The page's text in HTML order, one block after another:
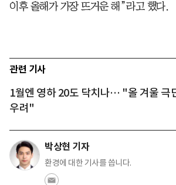
이후 올해가 가장 뜨거운 해”라고 했다.
관련 기사
1월엔 영하 20도 닥치나… "올 겨울 극
우려"
박상현 기자
환경에 대한 기사를 씁니다.